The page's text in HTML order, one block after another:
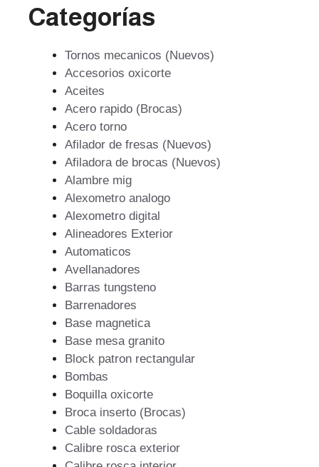
Categorías
Tornos mecanicos (Nuevos)
Accesorios oxicorte
Aceites
Acero rapido (Brocas)
Acero torno
Afilador de fresas (Nuevos)
Afiladora de brocas (Nuevos)
Alambre mig
Alexometro analogo
Alexometro digital
Alineadores Exterior
Automaticos
Avellanadores
Barras tungsteno
Barrenadores
Base magnetica
Base mesa granito
Block patron rectangular
Bombas
Boquilla oxicorte
Broca inserto (Brocas)
Cable soldadoras
Calibre rosca exterior